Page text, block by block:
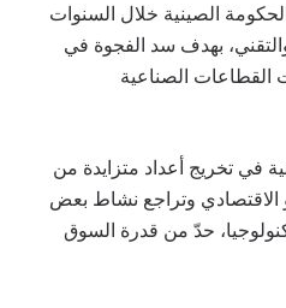
الصينية خلال السنوات
والتقني، بهدف سد الفجوة في
القطاعات الصناعية
في تخريج أعداد متزايدة من
الاقتصادي وتراجع نشاط بعض
حدّ من قدرة السوق